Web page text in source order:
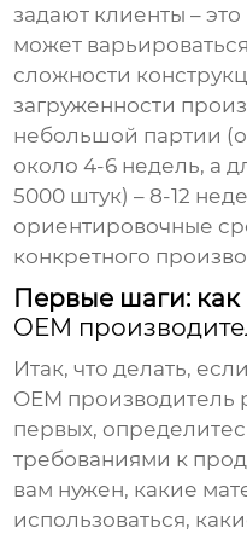
задают клиенты –
может
сложности
загруженности
небольшой партии
около 4-6 недель, а
5000 штук) – 8-12
ориентировочные
конкретного
Первые шаги:
OEM
Итак, что делать,
OEM производитель
первых,
требованиями к
вам нужен, какие
использоваться,